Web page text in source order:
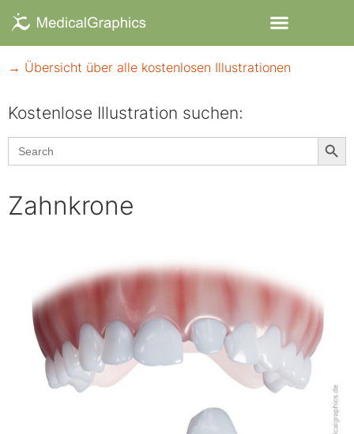
→ Übersicht über alle kostenlosen Illustrationen
Kostenlose Illustration suchen:​
Search
for:
Zahnkrone